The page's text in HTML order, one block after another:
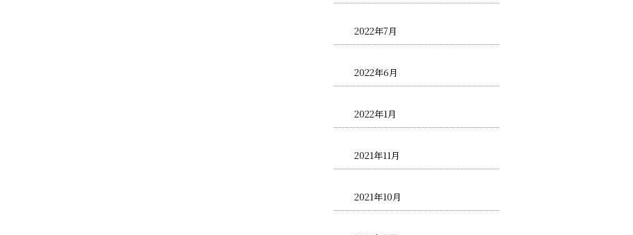
2022年7月
2022年6月
2022年1月
2021年11月
2021年10月